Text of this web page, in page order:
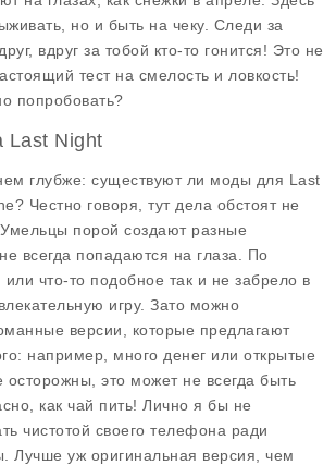
но и быть на чеку. Следи за
вдруг за тобой кто-то гонится! Это не
тест на смелость и ловкость!
попробовать?
Night
глубже: существуют ли моды для Last
Честно говоря, тут дела обстоят не
порой создают разные
всегда попадаются на глаза. По
что-то подобное так и не забрело в
игру. Зато можно
версии, которые предлагают
например, много денег или открытые
осторожны, это может не всегда быть
как чай пить! Лично я бы не
чистотой своего телефона ради
Лучше уж оригинальная версия, чем